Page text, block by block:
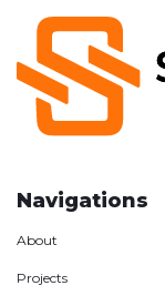
Navigations
About
Projects